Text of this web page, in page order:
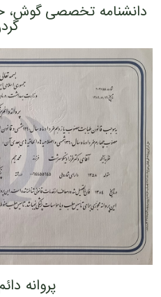
دانشنامه تخصصی گوش،
پروانه